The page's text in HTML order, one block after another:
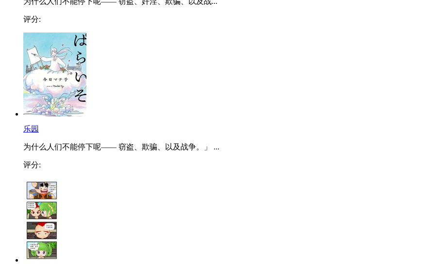
评分:
乐园
为什么人们不能停下呢—— 窃盗、欺骗、以及战争。」 ...
评分: